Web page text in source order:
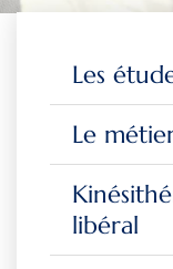
Les
Le
libéral